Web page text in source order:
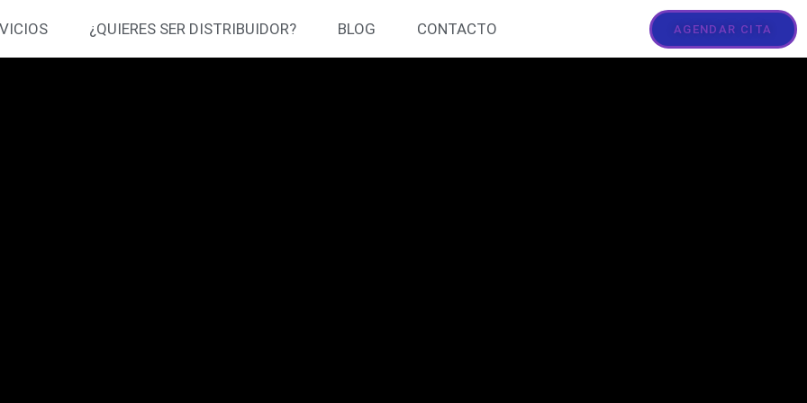
¿QUIERES SER DISTRIBUIDOR? BLOG CONTACTO AGENDAR CITA